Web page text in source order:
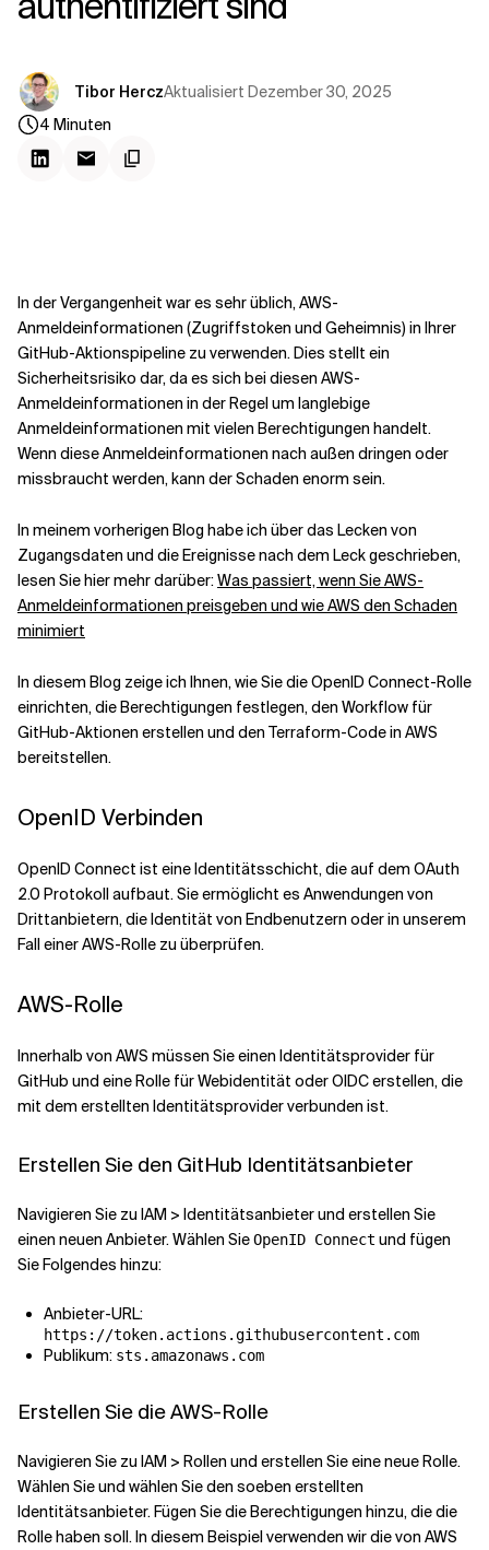
Verwandte Themen
Tibor HerczAktualisiert Dezember 30, 2025
4 Minuten
In der Vergangenheit war es sehr üblich, AWS-
Anmeldeinformationen (Zugriffstoken und Geheimnis) in Ihrer
GitHub-Aktionspipeline zu verwenden. Dies stellt ein
Sicherheitsrisiko dar, da es sich bei diesen AWS-
Anmeldeinformationen in der Regel um langlebige
Anmeldeinformationen mit vielen Berechtigungen handelt.
Wenn diese Anmeldeinformationen nach außen dringen oder
missbraucht werden, kann der Schaden enorm sein.
In meinem vorherigen Blog habe ich über das Lecken von
Zugangsdaten und die Ereignisse nach dem Leck geschrieben,
lesen Sie hier mehr darüber:Was passiert, wenn Sie AWS-
Anmeldeinformationen preisgeben und wie AWS den Schaden
minimiert
In diesem Blog zeige ich Ihnen, wie Sie die OpenID Connect-Rolle
einrichten, die Berechtigungen festlegen, den Workflow für
GitHub-Aktionen erstellen und den Terraform-Code in AWS
bereitstellen.
OpenID Verbinden
OpenID Connect ist eine Identitätsschicht, die auf dem OAuth
2.0 Protokoll aufbaut. Sie ermöglicht es Anwendungen von
Drittanbietern, die Identität von Endbenutzern oder in unserem
Fall einer AWS-Rolle zu überprüfen.
AWS-Rolle
Innerhalb von AWS müssen Sie einen Identitätsprovider für
GitHub und eine Rolle für Webidentität oder OIDC erstellen, die
mit dem erstellten Identitätsprovider verbunden ist.
Erstellen Sie den GitHub Identitätsanbieter
Navigieren Sie zu IAM > Identitätsanbieter und erstellen Sie
einen neuen Anbieter. Wählen SieOpenID Connect und fügen
Sie Folgendes hinzu:
Anbieter-URL:
https://token.actions.githubusercontent.com
Publikum: sts.amazonaws.com
Erstellen Sie die AWS-Rolle
Navigieren Sie zu IAM > Rollen und erstellen Sie eine neue Rolle.
Wählen Sieund wählen Sie den soeben erstellten
Identitätsanbieter. Fügen Sie die Berechtigungen hinzu, die die
Rolle haben soll. In diesem Beispiel verwenden wir die von AWS